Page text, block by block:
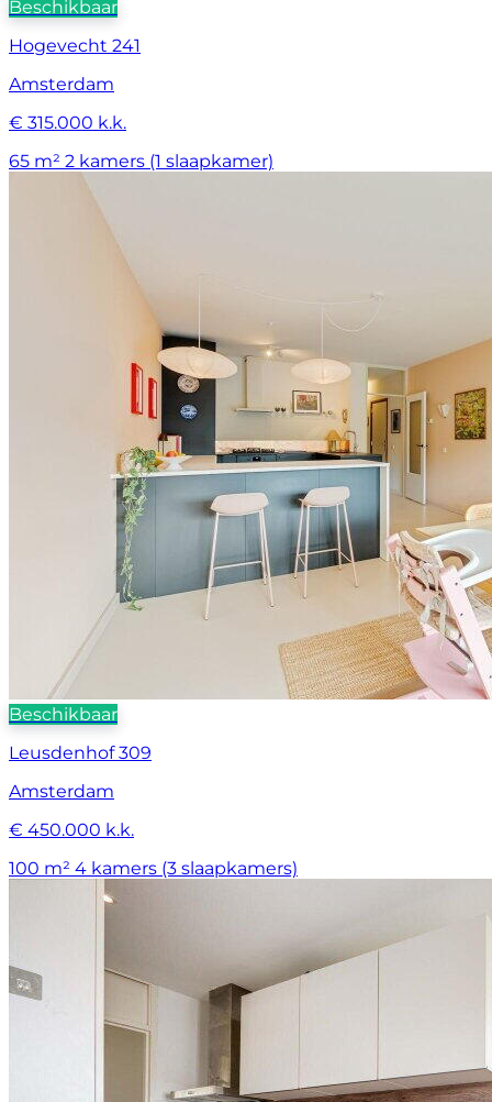
Beschikbaar
Hogevecht 241
Amsterdam
€ 315.000 k.k.
65 m² 2 kamers (1 slaapkamer)
Beschikbaar
Leusdenhof 309
Amsterdam
€ 450.000 k.k.
100 m² 4 kamers (3 slaapkamers)